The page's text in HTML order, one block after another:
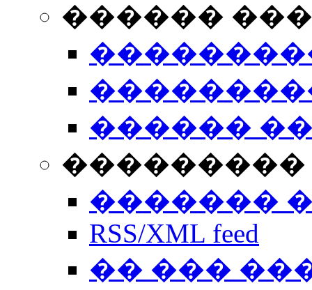
������
������
���������
�������
RSS/XML feed
�� ���